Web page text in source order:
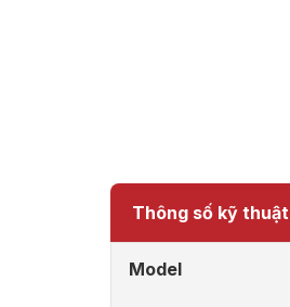
Thông số kỹ thuật
Model